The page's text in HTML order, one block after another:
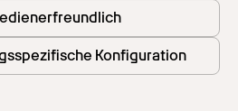
Konfiguration